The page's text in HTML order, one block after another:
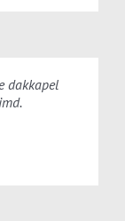
dakkapel